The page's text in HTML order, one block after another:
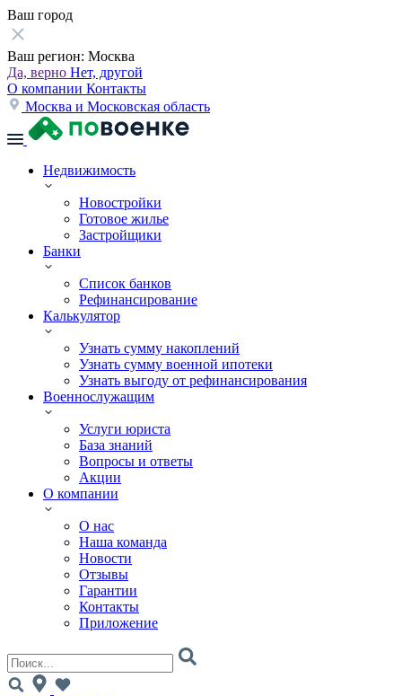
Ваш город
Ваш регион: Москва
Да, верно Нет, другой
О компании Контакты
Москва и Московская область
Недвижимость
Новостройки
Готовое жилье
Застройщики
Банки
Список банков
Рефинансирование
Калькулятор
Узнать сумму накоплений
Узнать сумму военной ипотеки
Узнать выгоду от рефинансирования
Военнослужащим
Услуги юриста
База знаний
Вопросы и ответы
Акции
О компании
О нас
Наша команда
Новости
Отзывы
Гарантии
Контакты
Приложение